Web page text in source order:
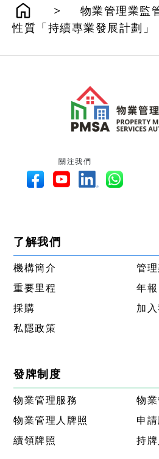
>
物業管理業監
性質「持續專業發展計劃」
關注我們
了解我們
機構簡介
管
重要里程
年報
採購
加
私隱政策
發牌制度
物業管理服務
物
物業管理人牌照
申
續領牌照
持